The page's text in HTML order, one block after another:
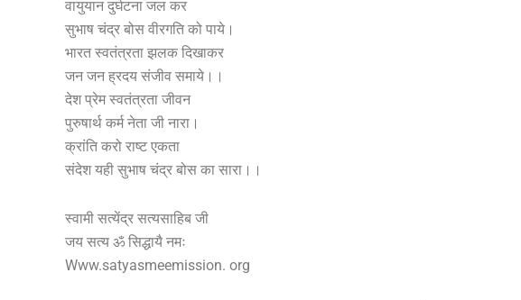
वायुयान दुर्घटना जल कर
सुभाष चंद्र बोस वीरगति को पाये।
भारत स्वतंत्रता झलक दिखाकर
जन जन ह्रदय संजीव समाये।।
देश प्रेम स्वतंत्रता जीवन
पुरुषार्थ कर्म नेता जी नारा।
क्रांति करो राष्ट एकता
संदेश यही सुभाष चंद्र बोस का सारा।।
स्वामी सत्येंद्र सत्यसाहिब जी
जय सत्य ॐ सिद्धायै नमः
Www.satyasmeemission. org